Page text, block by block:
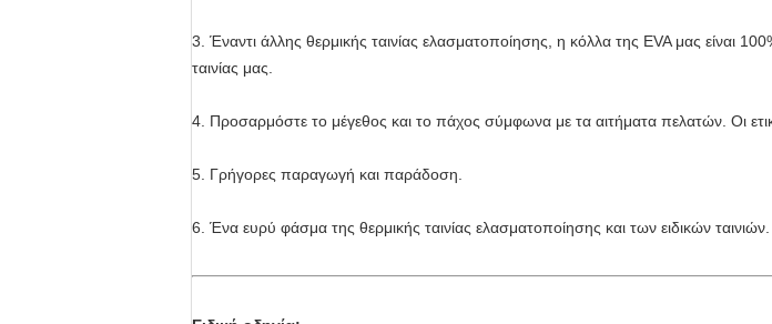
3. Έναντι άλλης θερμικής ταινίας ελασματοποίησης, η κόλλα της EVA μας είναι
ταινίας μας.
4. Προσαρμόστε το μέγεθος και το πάχος σύμφωνα με τα αιτήματα πελατών. Οι
5. Γρήγορες παραγωγή και παράδοση.
6. Ένα ευρύ φάσμα της θερμικής ταινίας ελασματοποίησης και των ειδικών ταινιών.